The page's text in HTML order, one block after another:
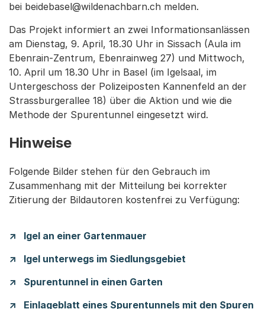
bei beidebasel@wildenachbarn.ch melden.
Das Projekt informiert an zwei Informationsanlässen
am Dienstag, 9. April, 18.30 Uhr in Sissach (Aula im
Ebenrain-Zentrum, Ebenrainweg 27) und Mittwoch,
10. April um 18.30 Uhr in Basel (im Igelsaal, im
Untergeschoss der Polizeiposten Kannenfeld an der
Strassburgerallee 18) über die Aktion und wie die
Methode der Spurentunnel eingesetzt wird.
Hinweise
Folgende Bilder stehen für den Gebrauch im
Zusammenhang mit der Mitteilung bei korrekter
Zitierung der Bildautoren kostenfrei zu Verfügung:
Igel an einer Gartenmauer
Igel unterwegs im Siedlungsgebiet
Spurentunnel in einen Garten
Einlageblatt eines Spurentunnels mit den Spuren